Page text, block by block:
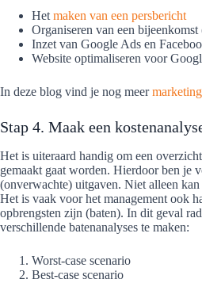
Het maken van een persbericht
Organiseren van een bijeenkomst
Inzet van Google Ads en
Website optimaliseren voor
In deze blog vind je nog meer
Stap 4. Maak een
Het is uiteraard handig om een
gemaakt gaat worden. Hierdoor ben je
(onverwachte) uitgaven. Niet alleen kan
Het is vaak voor het management ook
opbrengsten zijn (baten). In dit geval
verschillende batenanalyses te maken:
Worst-case scenario
Best-case scenario